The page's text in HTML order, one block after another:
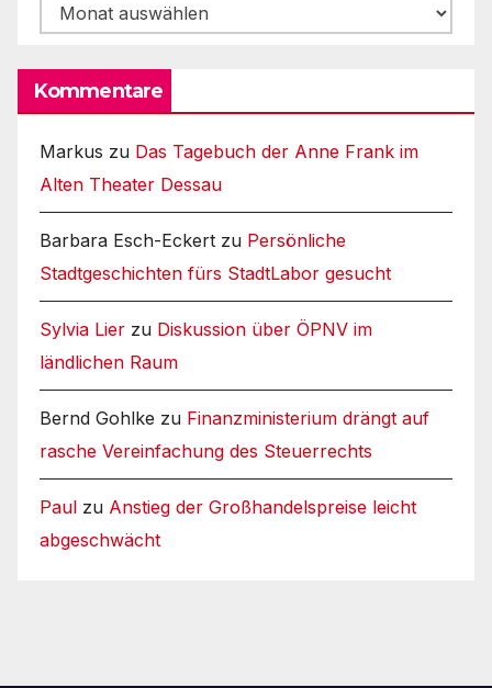
Archiv
Kommentare
Markus zu Das Tagebuch der Anne Frank im
Alten Theater Dessau
Barbara Esch-Eckert zu Persönliche
Stadtgeschichten fürs StadtLabor gesucht
Sylvia Lier zu Diskussion über ÖPNV im
ländlichen Raum
Bernd Gohlke zu Finanzministerium drängt auf
rasche Vereinfachung des Steuerrechts
Paul zu Anstieg der Großhandelspreise leicht
abgeschwächt